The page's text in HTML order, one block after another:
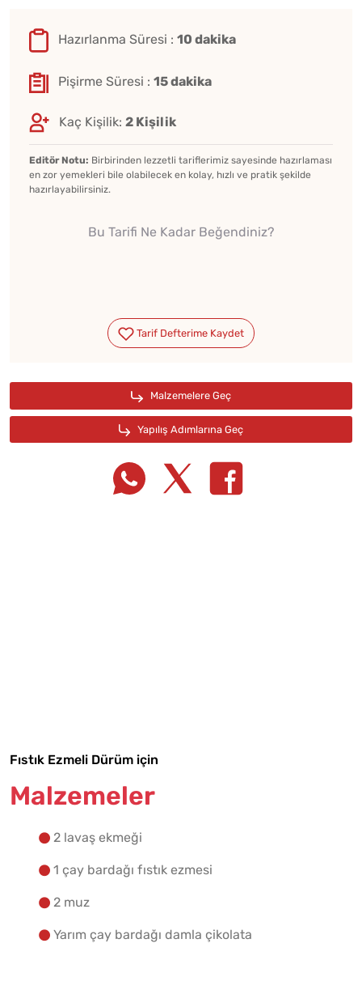
Hazırlanma Süresi : 10 dakika
Pişirme Süresi : 15 dakika
Kaç Kişilik: 2 Kişilik
Editör Notu: Birbirinden lezzetli tariflerimiz sayesinde hazırlaması
en zor yemekleri bile olabilecek en kolay, hızlı ve pratik şekilde
hazırlayabilirsiniz.
Bu Tarifi Ne Kadar Beğendiniz?
Fıstık Ezmeli Dürüm için
Malzemeler
2 lavaş ekmeği
1 çay bardağı fıstık ezmesi
2 muz
Yarım çay bardağı damla çikolata